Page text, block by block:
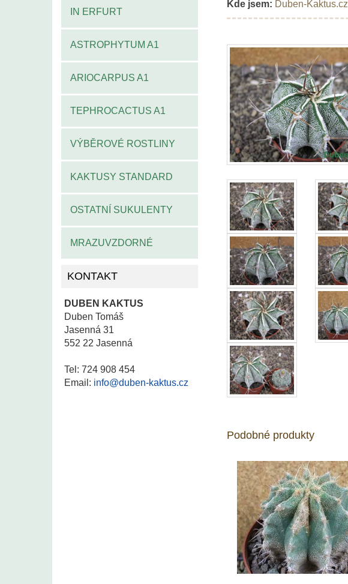
IN ERFURT
ASTROPHYTUM A1
ARIOCARPUS A1
TEPHROCACTUS A1
VÝBĚROVÉ ROSTLINY
KAKTUSY STANDARD
OSTATNÍ SUKULENTY
MRAZUVZDORNÉ
KONTAKT
DUBEN KAKTUS
Duben Tomáš
Jasenná 31
552 22 Jasenná
Tel: 724 908 454
Email: info@duben-kaktus.cz
Kde jsem: Duben-Kaktus.cz
Podobné produkty